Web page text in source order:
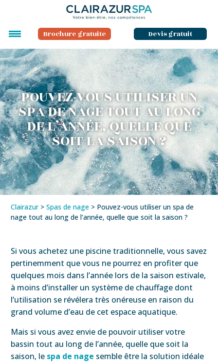
Brochure gratuite Devis gratuit
POUVEZ-VOUS UTILISER UN
SPA DE NAGE TOUT AU LONG
DE L’ANNÉE, QUELLE QUE
SOIT LA SAISON ?
Clairazur>Spas de nage > Pouvez-vous utiliser un spa de
nage tout au long de l’année, quelle que soit la saison ?
Si vous achetez une piscine traditionnelle, vous savez
pertinemment que vous ne pourrez en profiter que
quelques mois dans l’année lors de la saison estivale,
à moins d’installer un système de chauffage dont
l’utilisation se révélera très onéreuse en raison du
grand volume d’eau de cet espace aquatique.
Mais si vous avez envie de pouvoir utiliser votre
bassin tout au long de l’année, quelle que soit la
saison, le spa de nage semble être la solution idéale